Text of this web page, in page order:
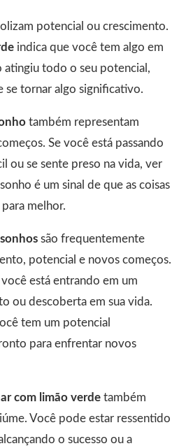
potencial ou crescimento.
indica que você tem algo em
atingiu todo o seu potencial,
se tornar algo significativo.
também representam
Se você está passando
ou se sente preso na vida, ver
é um sinal de que as coisas
melhor.
são frequentemente
potencial e novos começos.
está entrando em um
ou descoberta em sua vida.
tem um potencial
para enfrentar novos
com limão verde também
Você pode estar ressentido
o sucesso ou a